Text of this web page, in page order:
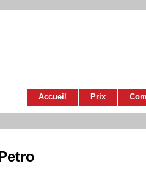
Accueil Prix